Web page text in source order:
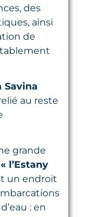
des
ainsi
de
Savina
au reste
grande
« l’Estany
un endroit
: en